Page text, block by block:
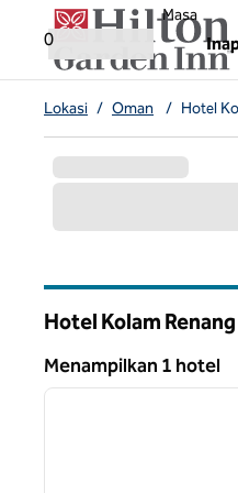
Lompati ke Konten
0
Masa
,Membuka
Lokasi / Oman / Hotel
Hotel Kolam
Menampilkan 1 hotel
Menampilkan 1 hotel
1 dari 11